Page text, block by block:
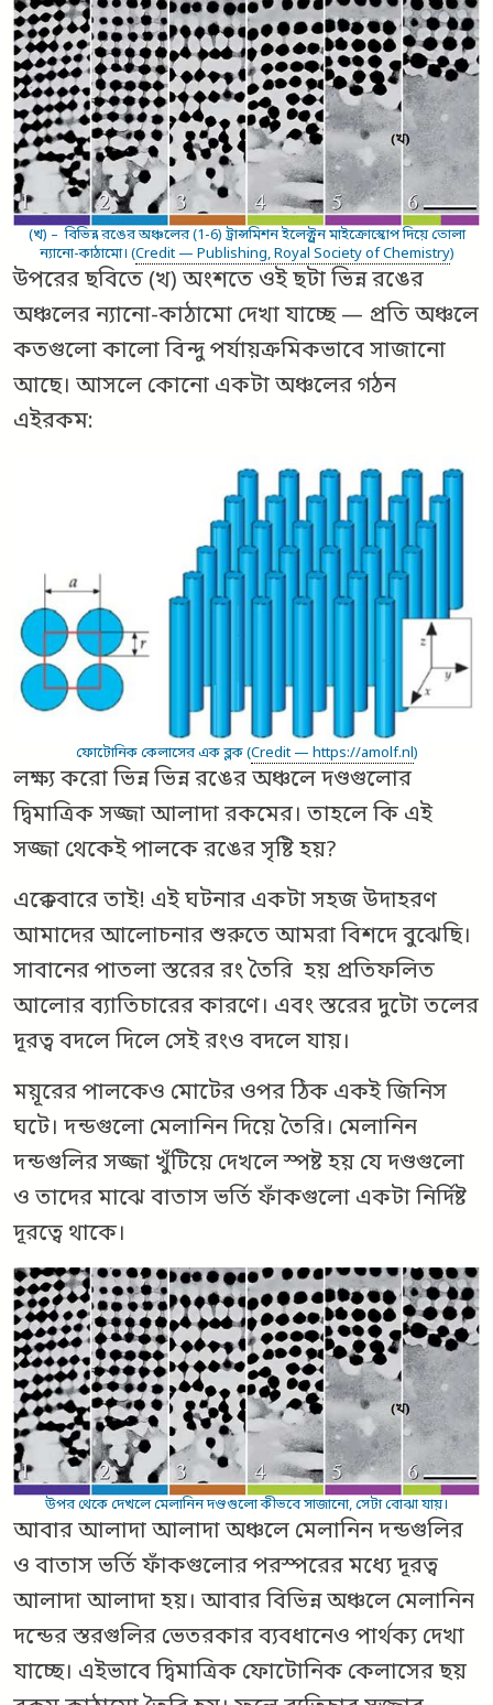
(খ) – বিভিন্ন রঙের অঞ্চলের (1-6) ট্রান্সমিশন ইলেক্ট্রন মাইক্রোস্কোপ দিয়ে তোলা
ন্যানো-কাঠামো। (Credit — Publishing, Royal Society of Chemistry)
উপরের ছবিতে (খ) অংশতে ওই ছটা ভিন্ন রঙের
অঞ্চলের ন্যানো-কাঠামো দেখা যাচ্ছে — প্রতি অঞ্চলে
কতগুলো কালো বিন্দু পর্যায়ক্রমিকভাবে সাজানো
আছে। আসলে কোনো একটা অঞ্চলের গঠন
এইরকম:
ফোটোনিক কেলাসের এক ব্লক (Credit — https://amolf.nl)
লক্ষ্য করো ভিন্ন ভিন্ন রঙের অঞ্চলে দণ্ডগুলোর
দ্বিমাত্রিক সজ্জা আলাদা রকমের। তাহলে কি এই
সজ্জা থেকেই পালকে রঙের সৃষ্টি হয়?
এক্কেবারে তাই! এই ঘটনার একটা সহজ উদাহরণ
আমাদের আলোচনার শুরুতে আমরা বিশদে বুঝেছি।
সাবানের পাতলা স্তরের রং তৈরি হয় প্রতিফলিত
আলোর ব্যাতিচারের কারণে। এবং স্তরের দুটো তলের
দূরত্ব বদলে দিলে সেই রংও বদলে যায়।
ময়ূরের পালকেও মোটের ওপর ঠিক একই জিনিস
ঘটে। দন্ডগুলো মেলানিন দিয়ে তৈরি। মেলানিন
দন্ডগুলির সজ্জা খুঁটিয়ে দেখলে স্পষ্ট হয় যে দণ্ডগুলো
ও তাদের মাঝে বাতাস ভর্তি ফাঁকগুলো একটা নির্দিষ্ট
দূরত্বে থাকে।
উপর থেকে দেখলে মেলানিন দণ্ডগুলো কীভবে সাজানো, সেটা বোঝা যায়।
আবার আলাদা আলাদা অঞ্চলে মেলানিন দন্ডগুলির
ও বাতাস ভর্তি ফাঁকগুলোর পরস্পরের মধ্যে দূরত্ব
আলাদা আলাদা হয়। আবার বিভিন্ন অঞ্চলে মেলানিন
দন্ডের স্তরগুলির ভেতরকার ব্যবধানেও পার্থক্য দেখা
যাচ্ছে। এইভাবে দ্বিমাত্রিক ফোটোনিক কেলাসের ছয়